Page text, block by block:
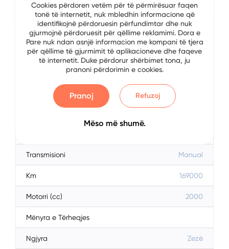
Detajet e Automjetit
Data 2/10/2023
Transmisioni Manual
Km 169000
Motorri (cc) 2000
Mënyra e Tërheqjes
Ngjyra Zezë
Cookies përdoren vetëm për të përmirësuar faqen
tonë të internetit, nuk mbledhin informacione që
identifikojnë përdoruesin përfundimtar dhe nuk
gjurmojnë përdoruesit për qëllime reklamimi. Dora e
Pare nuk ndan asnjë informacion me kompani të tjera
për qëllime të gjurmimit të aplikacioneve dhe faqeve
të internetit. Duke përdorur shërbimet tona, ju
pranoni përdorimin e cookies.
Pranoj Refuzoj
Mëso më shumë.